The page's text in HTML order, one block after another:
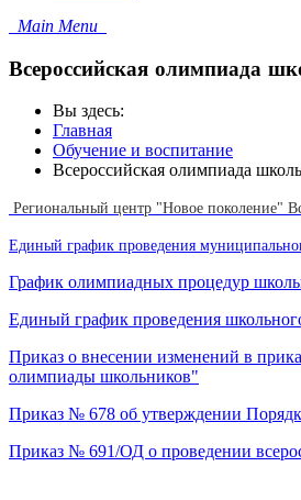
Main Menu
Всероссийская олимпиада
Вы здесь:
Главная
Обучение и воспитание
Всероссийская олимпиада
Региональный центр "Новое поколение"
Единый график проведения
График олимпиадных процедур
Единый график проведения
Приказ о внесении изменений в
олимпиады школьников"
Приказ № 678 об утверждении
Приказ № 691/ОД о проведении